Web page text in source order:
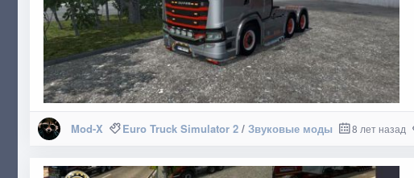
Mod-X Euro Truck Simulator 2/ Звуковые моды 8 лет назад